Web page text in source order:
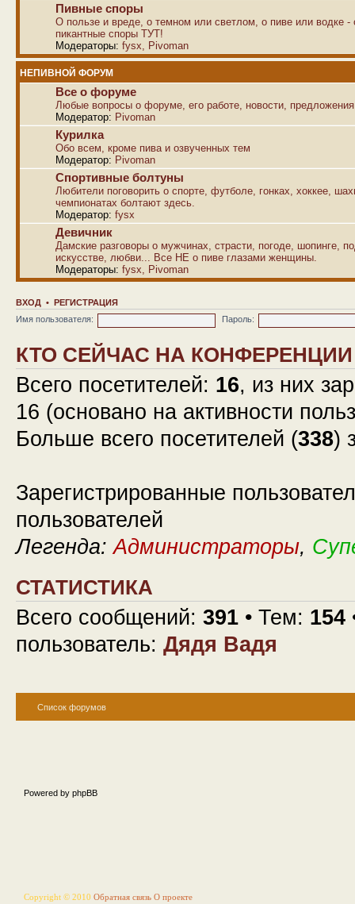
Пивные споры
О пользе и вреде, о темном или светлом, о пиве или водке -
пикантные споры ТУТ!
Модераторы: fysx Pivoman
НЕПИВНОЙ ФОРУМ
Все о форуме
Любые вопросы о форуме, его работе, новости,
Модератор: Pivoman
Курилка
Обо всем, кроме пива и озвученных тем
Модератор: Pivoman
Спортивные болтуны
Любители поговорить о спорте, футболе, гонках, хоккее,
чемпионатах болтают здесь.
Модератор: fysx
Девичник
Дамские разговоры о мужчинах, страсти, погоде, шопинге,
искусстве, любви... Все НЕ о пиве глазами женщины.
Модераторы: fysx Pivoman
ВХОД • РЕГИСТРАЦИЯ
Имя пользователя:
Пароль:
КТО СЕЙЧАС НА КОНФЕРЕНЦИИ
Всего посетителей: 16, из них
16 (основано на активности
Больше всего посетителей (338)
Зарегистрированные
пользователей
Легенда:Администраторы,
СТАТИСТИКА
Всего сообщений: 391 • Тем: 154
пользователь: Дядя Вадя
Список форумов
Powered by phpBB
Copyright © 2010 Обратная связь О проекте